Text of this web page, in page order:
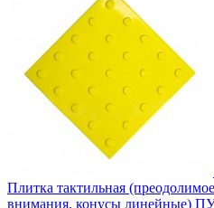
Плитка тактильная
внимания, конусы линейные)